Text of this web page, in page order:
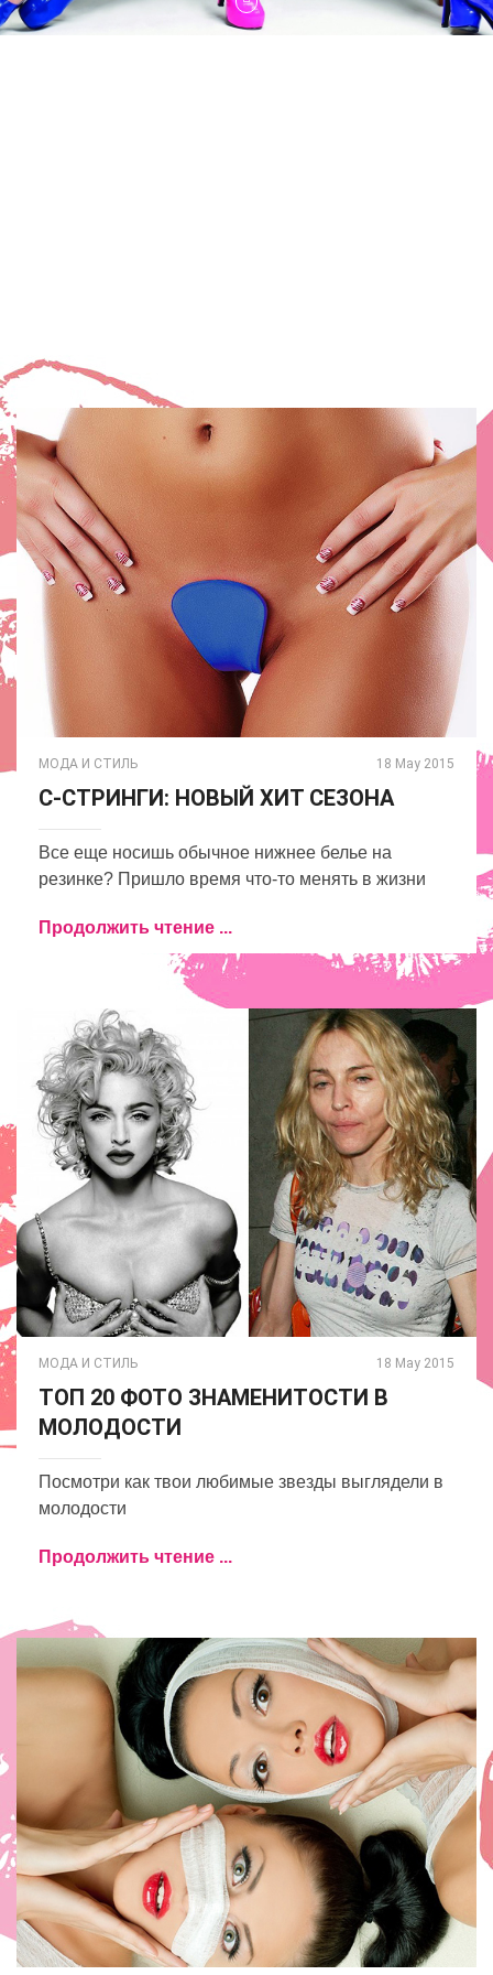
МОДА И СТИЛЬ 18 May 2015
С-СТРИНГИ: НОВЫЙ ХИТ СЕЗОНА
Все еще носишь обычное нижнее белье на
резинке? Пришло время что-то менять в жизни
Продолжить чтение ...
МОДА И СТИЛЬ 18 May 2015
ТОП 20 ФОТО ЗНАМЕНИТОСТИ В
МОЛОДОСТИ
Посмотри как твои любимые звезды выглядели в
молодости
Продолжить чтение ...